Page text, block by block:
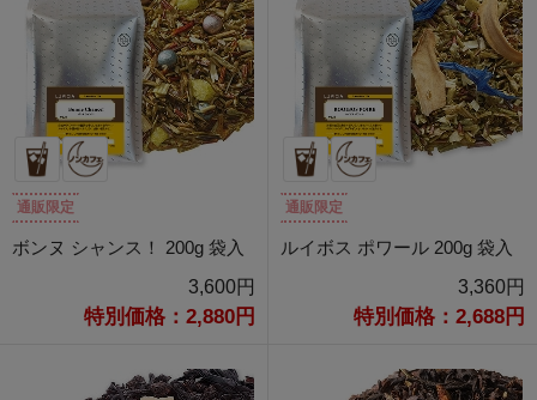
通販限定
ボンヌ シャンス！ 200g 袋入
3,600円
特別価格：2,880円
通販限定
ルイボス ポワール 200g 袋入
3,360円
特別価格：2,688円